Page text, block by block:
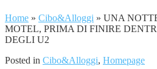
Home » Cibo&Alloggi » UNA
MOTEL, PRIMA DI FINIRE
DEGLI U2
Posted in Cibo&Alloggi, Homepage